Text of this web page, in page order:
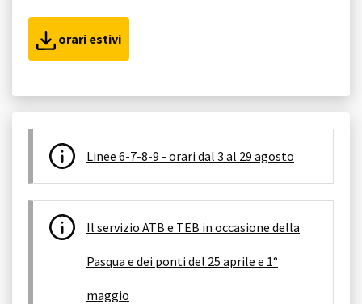
orari estivi
Linee 6-7-8-9 - orari dal 3 al 29 agosto
Il servizio ATB e TEB in occasione della
Pasqua e dei ponti del 25 aprile e 1°
maggio